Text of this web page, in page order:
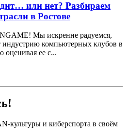
или нет? Разбираем
в Ростове
Мы искренне радуемся,
компьютерных клубов в
оценивая ее с...
культуры и киберспорта в своём